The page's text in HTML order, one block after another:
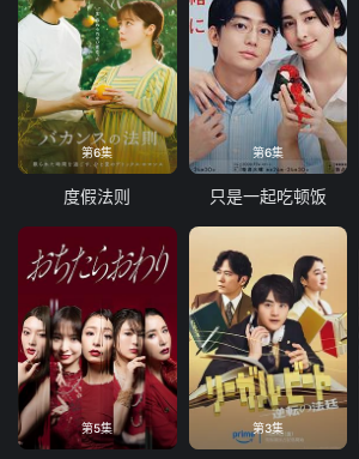
第6集
度假法则
第6集
只是一起吃顿饭
第5集 第3集